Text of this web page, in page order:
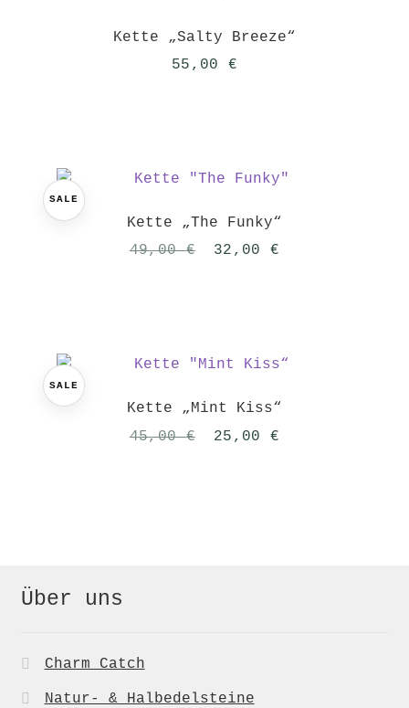
Kette „Salty Breeze“
55,00 €
SALE
Kette „The Funky“
49,00€
Ursprünglicher
32,00 €
SALE
Kette „Mint Kiss“
45,00€
Ursprünglicher
25,00 €
Über uns
Charm Catch
Natur- & Halbedelsteine